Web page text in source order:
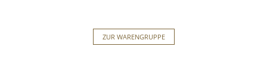
ZUR WARENGRUPPE